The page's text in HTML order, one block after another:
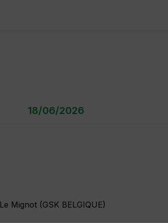
18/06/2026
Le Mignot (GSK BELGIQUE)